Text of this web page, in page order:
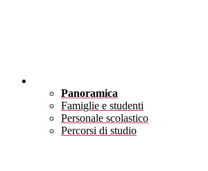
Panoramica
Famiglie e studenti
Personale scolastico
Percorsi di studio